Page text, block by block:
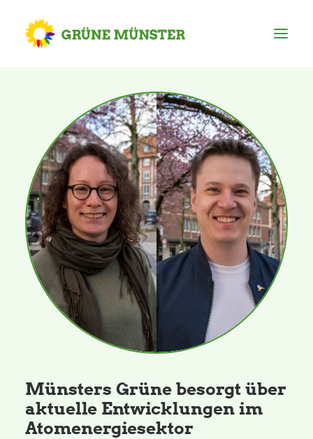
Kreisvorstand
Kreisgeschäftsstelle
Mitgliederversammlung
Ortsverbände
Kommissionen
Grünes Zentrum
Münsters Grüne besorgt über
aktuelle Entwicklungen im
Atomenergiesektor